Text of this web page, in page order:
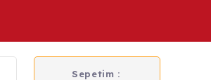
Sepetim :